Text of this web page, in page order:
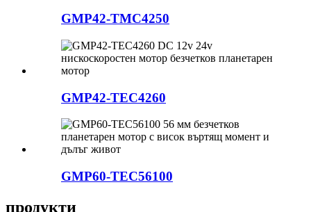
GMP42-TMC4250
GMP42-TEC4260
GMP60-TEC56100
продукти